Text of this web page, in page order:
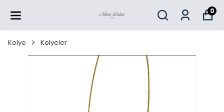
0
Kolye Kolyeler